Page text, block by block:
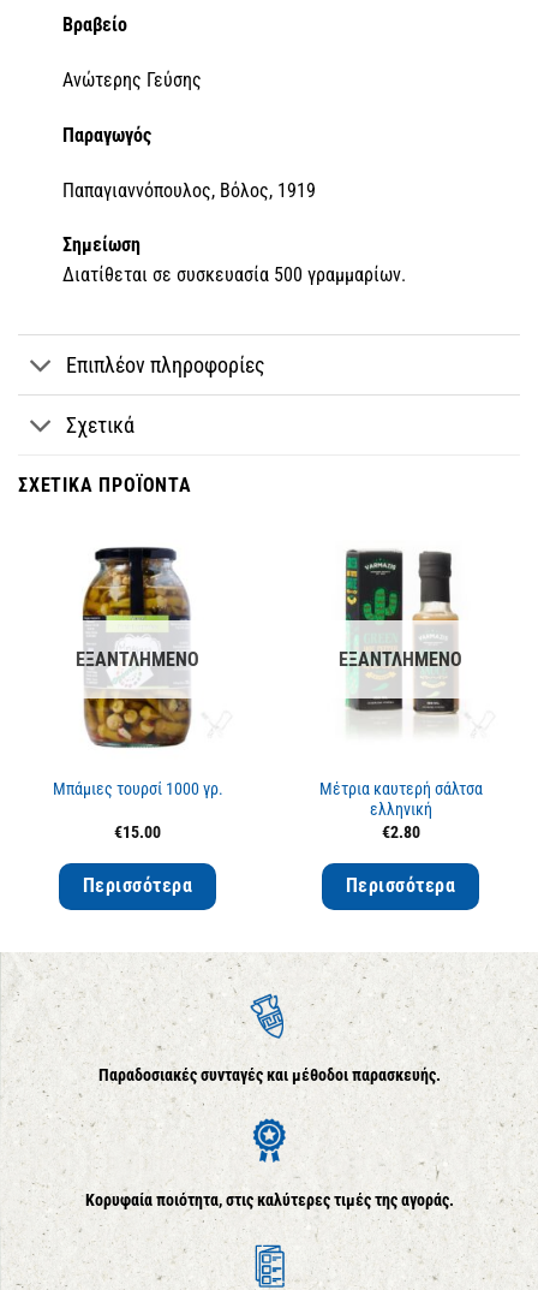
Βραβείο
Ανώτερης Γεύσης
Παραγωγός
Παπαγιαννόπουλος, Βόλος, 1919
Σημείωση
Διατίθεται σε συσκευασία 500 γραμμαρίων.
Επιπλέον πληροφορίες
Σχετικά
ΣΧΕΤΙΚΆ ΠΡΟΪΌΝΤΑ
ΕΞΑΝΤΛΗΜΈΝΟ
Μπάμιες τουρσί 1000 γρ.
€15.00
Περισσότερα
ΕΞΑΝΤΛΗΜΈΝΟ
Μέτρια καυτερή σάλτσα
ελληνική
€2.80
Περισσότερα
Παραδοσιακές συνταγές και μέθοδοι παρασκευής.
Κορυφαία ποιότητα, στις καλύτερες τιμές της αγοράς.